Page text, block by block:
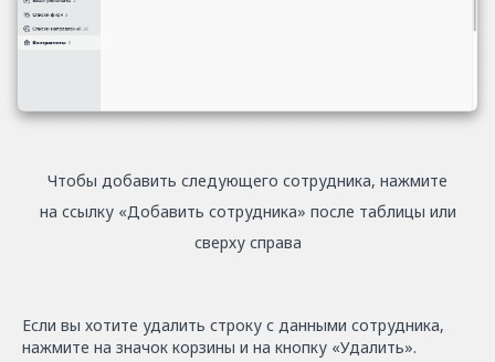
Чтобы добавить следующего сотрудника, нажмите
на ссылку «Добавить сотрудника» после таблицы или
сверху справа
Если вы хотите удалить строку с данными сотрудника,
нажмите на значок корзины и на кнопку «Удалить».